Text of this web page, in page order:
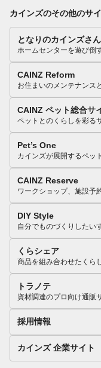
カインズのその他のサ
となりのカインズさん
ホームセンターを遊び倒
CAINZ Reform
お住まいのメンテナンス
CAINZ ペット総合サ
ペットとのくらしを彩る
Pet’s One
カインズが展開するペッ
CAINZ Reserve
ワークショップ、施設予
DIY Style
自分でものづくりしたい
くらシェア
商品を組み合わせたくら
トラノテ
資材調達のプロ向け通販
採用情報
カインズ 企業サイト